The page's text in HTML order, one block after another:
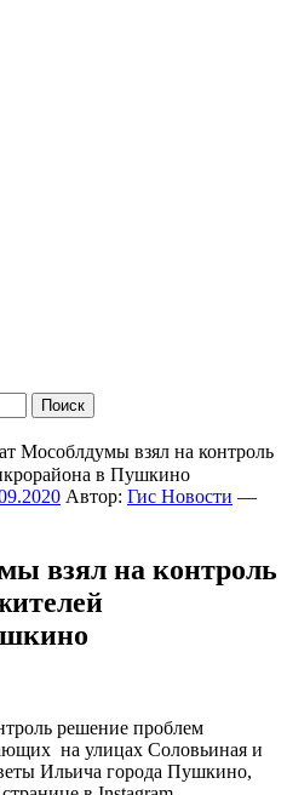
Мособлдумы взял на контроль
в Пушкино
Автор: Гис Новости —
взял на контроль
решение проблем
на улицах Соловьиная и
Ильича города Пушкино,